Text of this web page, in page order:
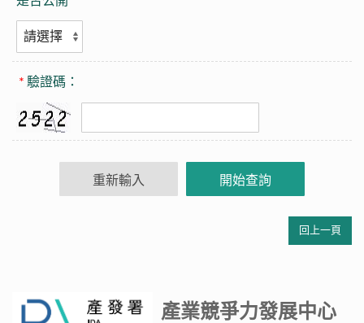
* 驗證碼：
回上一頁
產業競爭力發展中心